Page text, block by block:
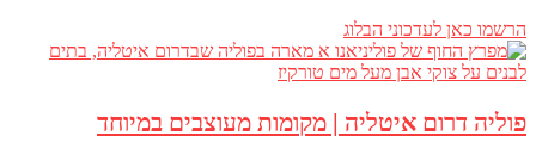
הרשמו כאן לעדכוני הבלוג
פוליה דרום איטליה | מקומות מעוצבים במיוחד